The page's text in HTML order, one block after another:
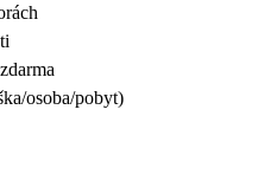
osoba/pobyt)